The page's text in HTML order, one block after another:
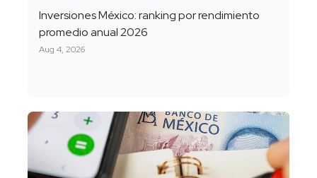
Inversiones México: ranking por rendimiento
promedio anual 2026
Aug 4, 2026